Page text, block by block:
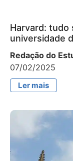
Harvard: tudo
universidade
Redação do
07/02/2025
Ler mais